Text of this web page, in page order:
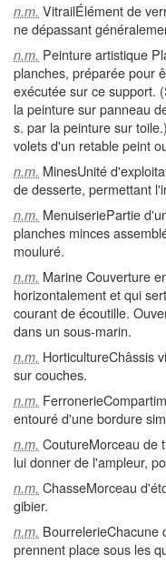
n.m. VitrailÉlément de
ne dépassant
n.m. Peinture artistique
planches, préparée pour
exécutée sur ce support.
la peinture sur panneau
s. par la peinture sur
volets d'un retable peint
n.m. MinesUnité
de desserte, permettant
n.m. MenuiseriePartie
planches minces
mouluré.
n.m. Marine Couverture
horizontalement et qui
courant de écoutille.
dans un sous-marin.
n.m. HorticultureChâssis
sur couches.
n.m.
entouré d'une bordure
n.m. CoutureMorceau de
lui donner de l'ampleur,
n.m. ChasseMorceau
gibier.
n.m. BourrelerieChacune
prennent place sous les